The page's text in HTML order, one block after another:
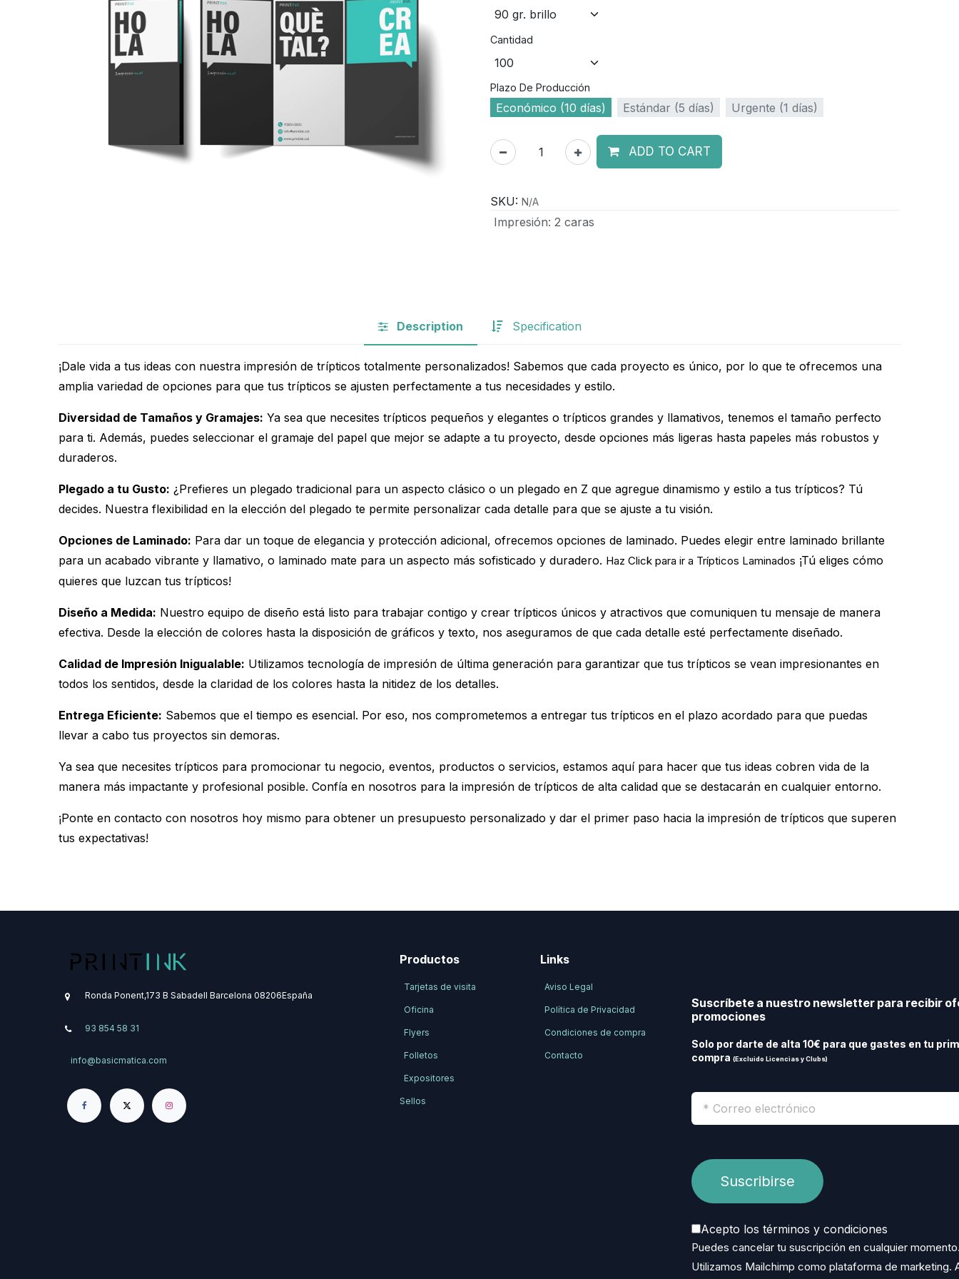
Cantidad
Plazo De Producción
Económico (10 días) Estándar (5 días) Urgente (1 días)
ADD TO CART
SKU: N/A
Impresión: 2 caras
Description Specification
¡Dale vida a tus ideas con nuestra impresión de trípticos totalmente personalizados! Sabemos que cada proyecto es único, por lo que te ofrecemos una
amplia variedad de opciones para que tus trípticos se ajusten perfectamente a tus necesidades y estilo.
Diversidad de Tamaños y Gramajes: Ya sea que necesites trípticos pequeños y elegantes o trípticos grandes y llamativos, tenemos el tamaño perfecto
para ti. Además, puedes seleccionar el gramaje del papel que mejor se adapte a tu proyecto, desde opciones más ligeras hasta papeles más robustos y
duraderos.
Plegado a tu Gusto: ¿Prefieres un plegado tradicional para un aspecto clásico o un plegado en Z que agregue dinamismo y estilo a tus trípticos? Tú
decides. Nuestra flexibilidad en la elección del plegado te permite personalizar cada detalle para que se ajuste a tu visión.
Opciones de Laminado: Para dar un toque de elegancia y protección adicional, ofrecemos opciones de laminado. Puedes elegir entre laminado brillante
para un acabado vibrante y llamativo, o laminado mate para un aspecto más sofisticado y duradero. Haz Click para ir a Trípticos Laminados ¡Tú eliges cómo
quieres que luzcan tus trípticos!
Diseño a Medida: Nuestro equipo de diseño está listo para trabajar contigo y crear trípticos únicos y atractivos que comuniquen tu mensaje de manera
efectiva. Desde la elección de colores hasta la disposición de gráficos y texto, nos aseguramos de que cada detalle esté perfectamente diseñado.
Calidad de Impresión Inigualable: Utilizamos tecnología de impresión de última generación para garantizar que tus trípticos se vean impresionantes en
todos los sentidos, desde la claridad de los colores hasta la nitidez de los detalles.
Entrega Eficiente: Sabemos que el tiempo es esencial. Por eso, nos comprometemos a entregar tus trípticos en el plazo acordado para que puedas
llevar a cabo tus proyectos sin demoras.
Ya sea que necesites trípticos para promocionar tu negocio, eventos, productos o servicios, estamos aquí para hacer que tus ideas cobren vida de la
manera más impactante y profesional posible. Confía en nosotros para la impresión de trípticos de alta calidad que se destacarán en cualquier entorno.
¡Ponte en contacto con nosotros hoy mismo para obtener un presupuesto personalizado y dar el primer paso hacia la impresión de trípticos que superen
tus expectativas!
Ronda Ponent,173 B Sabadell Barcelona 08206​España
93 854 58 31
info@basicmatica.com
Productos
Tarjetas de visita
Oficina
Flyers
Folletos
Expositores
Sellos
Links
Aviso Legal
Política de Privacidad
Condiciones de compra
Contacto
Suscríbete a nuestro newsletter para recibir
promociones
Solo por darte de alta 10€ para que gastes en tu
compra(Excluido Licencias y Clubs)
Acepto los términos y condiciones
Puedes cancelar tu suscripción en cualquier
Utilizamos Mailchimp como plataforma de marketing.